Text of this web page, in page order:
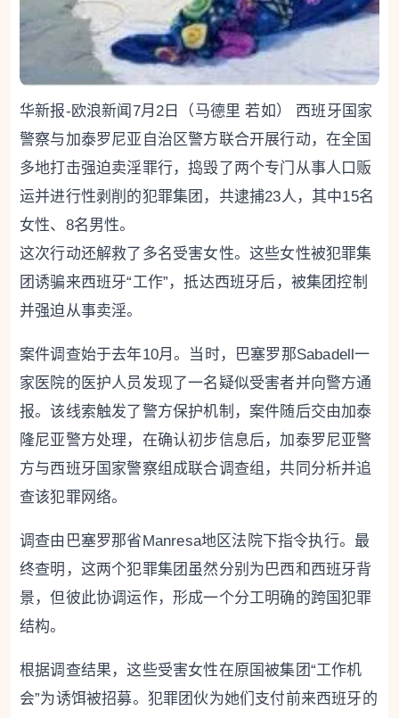
华新报-欧浪新闻7月2日（马德里 若如） 西班牙国家
警察与加泰罗尼亚自治区警方联合开展行动，在全国
多地打击强迫卖淫罪行，捣毁了两个专门从事人口贩
运并进行性剥削的犯罪集团，共逮捕23人，其中15名
女性、8名男性。
这次行动还解救了多名受害女性。这些女性被犯罪集
团诱骗来西班牙“工作”，抵达西班牙后，被集团控制
并强迫从事卖淫。
案件调查始于去年10月。当时，巴塞罗那Sabadell一
家医院的医护人员发现了一名疑似受害者并向警方通
报。该线索触发了警方保护机制，案件随后交由加泰
隆尼亚警方处理，在确认初步信息后，加泰罗尼亚警
方与西班牙国家警察组成联合调查组，共同分析并追
查该犯罪网络。
调查由巴塞罗那省Manresa地区法院下指令执行。最
终查明，这两个犯罪集团虽然分别为巴西和西班牙背
景，但彼此协调运作，形成一个分工明确的跨国犯罪
结构。
根据调查结果，这些受害女性在原国被集团“工作机
会”为诱饵被招募。犯罪团伙为她们支付前来西班牙的